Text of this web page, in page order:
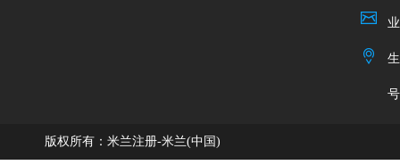
版权所有：米兰注册-米兰(中国)